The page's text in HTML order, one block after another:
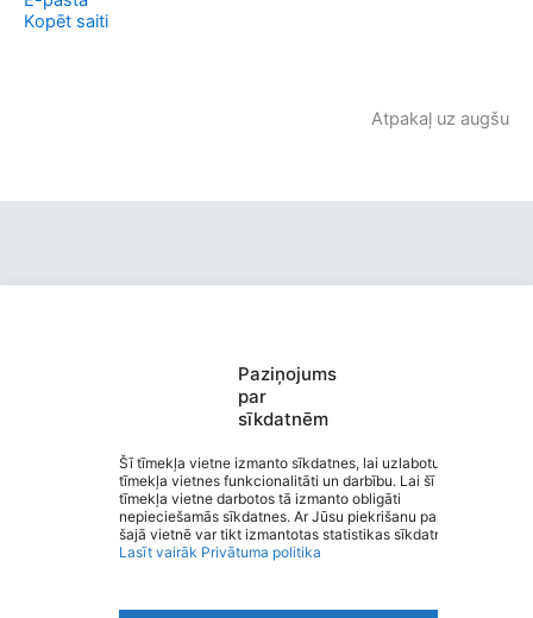
Paziņojums
par
sīkdatnēm
Šī tīmekļa vietne izmanto sīkdatnes, lai uzlabotu
tīmekļa vietnes funkcionalitāti un darbību. Lai šī
tīmekļa vietne darbotos tā izmanto obligāti
nepieciešamās sīkdatnes. Ar Jūsu piekrišanu papildus
šajā vietnē var tikt izmantotas statistikas sīkdatnes.
Lasīt vairāk Privātuma politika
Kopēt saiti
Atpakaļ uz augšu
Mazsalacas Mūzikas un mākslas